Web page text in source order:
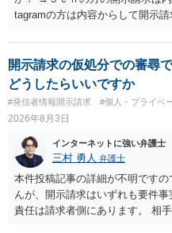
tagramの方は内容からして開示
いでしょう。７月中にアカウン
ても失敗する可能性が高いように
合、相手に全ての弁護士費用を
訴訟外の交渉で相手方が認めれば
訴訟で判決となった場合は、実際
められない場合があり何ともいえ
開示請求の仮処分での審尋
どうしたらいいですか
#発信者情報開示請求 #個人・プライベ
2026年8月3日
インターネットに強い弁護士
三村 勇人 弁護士
本件投稿記事の詳細が不明です
んが、開示請求はいずれも要件
責任は請求者側にあります。 相